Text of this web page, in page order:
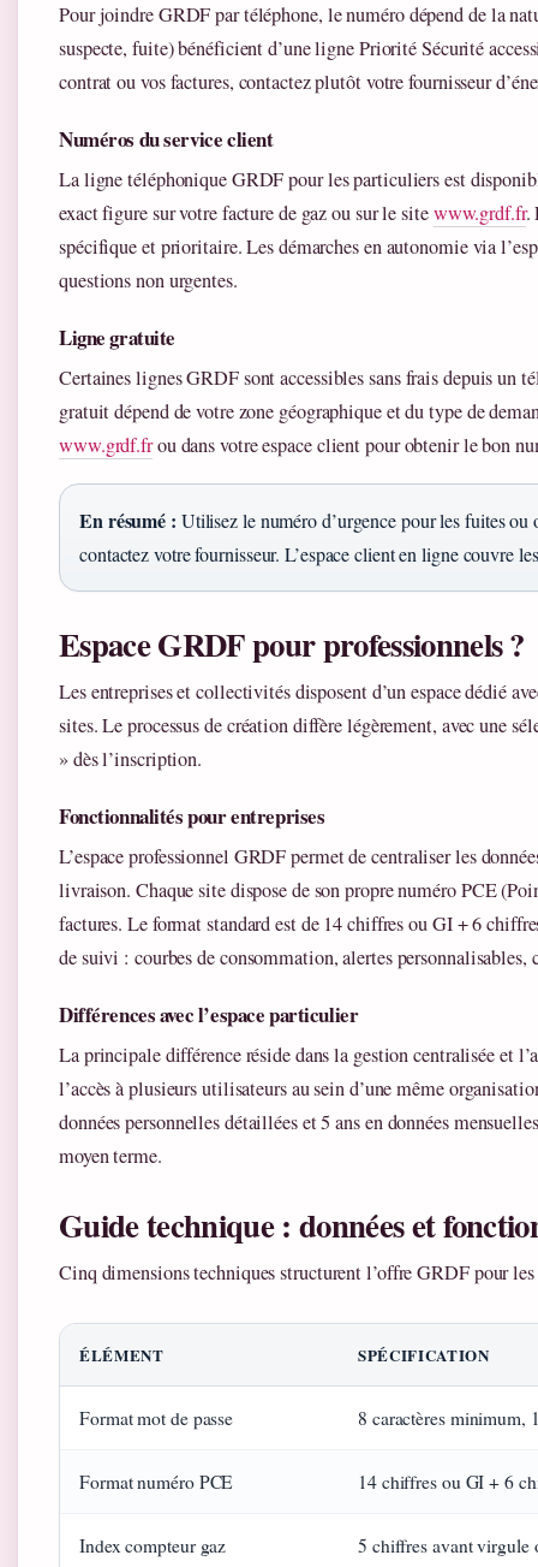
Pour joindre GRDF par téléphone, le numéro dépend de la
suspecte, fuite) bénéficient d’une ligne Priorité Sécurité
contrat ou vos factures, contactez plutôt votre fournisseur
Numéros du service client
La ligne téléphonique GRDF pour les particuliers est
exact figure sur votre facture de gaz ou sur le sitewww.grdf.fr.
spécifique et prioritaire. Les démarches en autonomie via
questions non urgentes.
Ligne gratuite
Certaines lignes GRDF sont accessibles sans frais depuis un
gratuit dépend de votre zone géographique et du type de
www.grdf.frou dans votre espace client pour obtenir le bon
En résumé : Utilisez le numéro d’urgence pour les fuites
contactez votre fournisseur. L’espace client en ligne couvre
Espace GRDF pour professionnels ?
Les entreprises et collectivités disposent d’un espace dédié
sites. Le processus de création diffère légèrement, avec une
» dès l’inscription.
Fonctionnalités pour entreprises
L’espace professionnel GRDF permet de centraliser les
livraison. Chaque site dispose de son propre numéro PCE
factures. Le format standard est de 14 chiffres ou GI + 6
de suivi : courbes de consommation, alertes personnalisables,
Différences avec l’espace particulier
La principale différence réside dans la gestion centralisée et
l’accès à plusieurs utilisateurs au sein d’une même
données personnelles détaillées et 5 ans en données
moyen terme.
Guide technique : données et
Cinq dimensions techniques structurent l’offre GRDF pour
ÉLÉMENT SPÉCIFICATION
Format mot de passe 8 caractères minimum,
Format numéro PCE 14 chiffres ou GI + 6
Index compteur gaz 5 chiffres avant virgule